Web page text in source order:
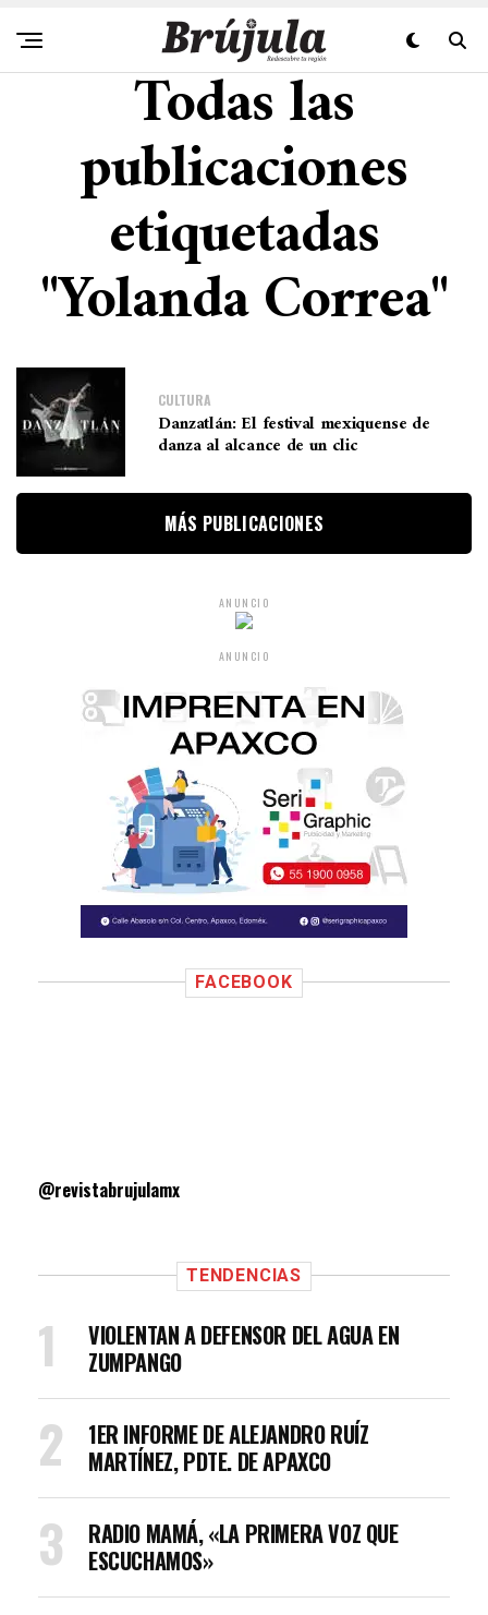
Todas las
publicaciones
etiquetadas
"Yolanda Correa"
CULTURA
Danzatlán: El festival mexiquense de
danza al alcance de un clic
MÁS PUBLICACIONES
ANUNCIO
ANUNCIO
FACEBOOK
@revistabrujulamx
TENDENCIAS
VIOLENTAN A DEFENSOR DEL AGUA EN
ZUMPANGO
1ER INFORME DE ALEJANDRO RUÍZ
MARTÍNEZ, PDTE. DE APAXCO
RADIO MAMÁ, «LA PRIMERA VOZ QUE
ESCUCHAMOS»